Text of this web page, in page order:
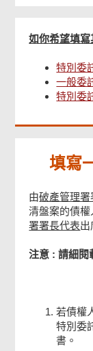
債權人
檢查及
確認通
如你希望填寫
特別委
一般委
特別委
填寫
由破產管理署
清盤案的債
署署長代表出
注意 : 請細閱
若債權
特別委
書。